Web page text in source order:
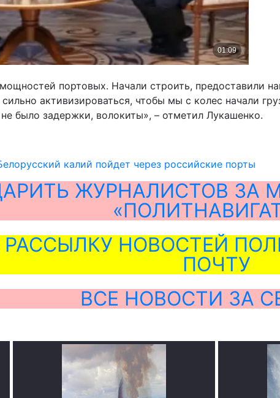
портовых. Начали строить, предоставили
активизироваться, чтобы мы с колес начали
было задержки, волокиты», – отметил Лукашенко.
калий пойдет через российские порты
ЖУРНАЛИСТОВ ЗА
НОВОСТЕЙ
ПОЧТУ
ВСЕ НОВОСТИ ЗА